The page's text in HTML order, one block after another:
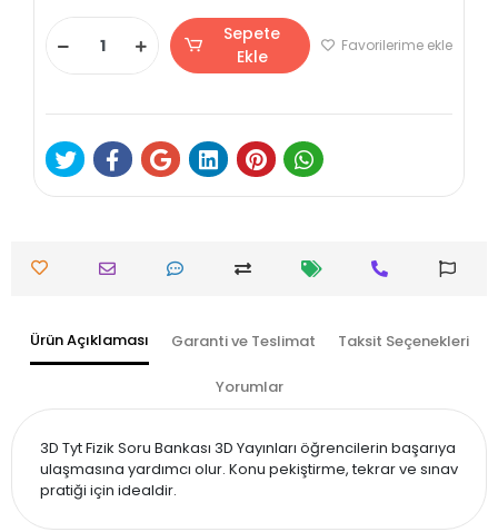
Sepete
Ekle
Favorilerime ekle
Ürün Açıklaması Garanti ve Teslimat Taksit Seçenekleri
Yorumlar
3D Tyt Fizik Soru Bankası 3D Yayınları öğrencilerin başarıya
ulaşmasına yardımcı olur. Konu pekiştirme, tekrar ve sınav
pratiği için idealdir.